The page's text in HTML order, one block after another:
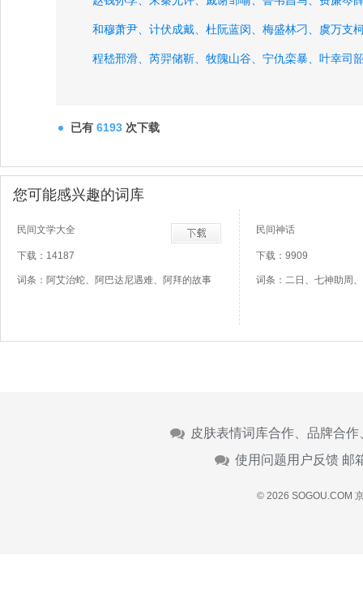
和穆萧尹、 计伏成戴、 杜阮蓝闵、 梅盛林刁、 虞万支
程嵇邢滑、 芮羿储靳、 牧隗山谷、 宁仇栾暴、 叶幸司
已有 6193 次下载
您可能感兴趣的词库
民间文学大全
下载：14187
词条：阿艾治蛇、阿巴达尼遇难、阿拜的故事
民间神话
下载：9909
词条：二日、七神助周
皮肤表情词库合作、品牌合
使用问题用户反馈 邮
© 2026 SOGOU.COM